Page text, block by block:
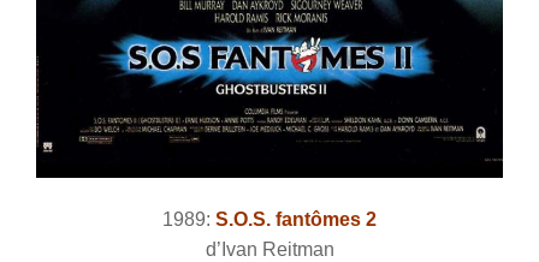
1989: S.O.S. fantômes 2
d’Ivan Reitman